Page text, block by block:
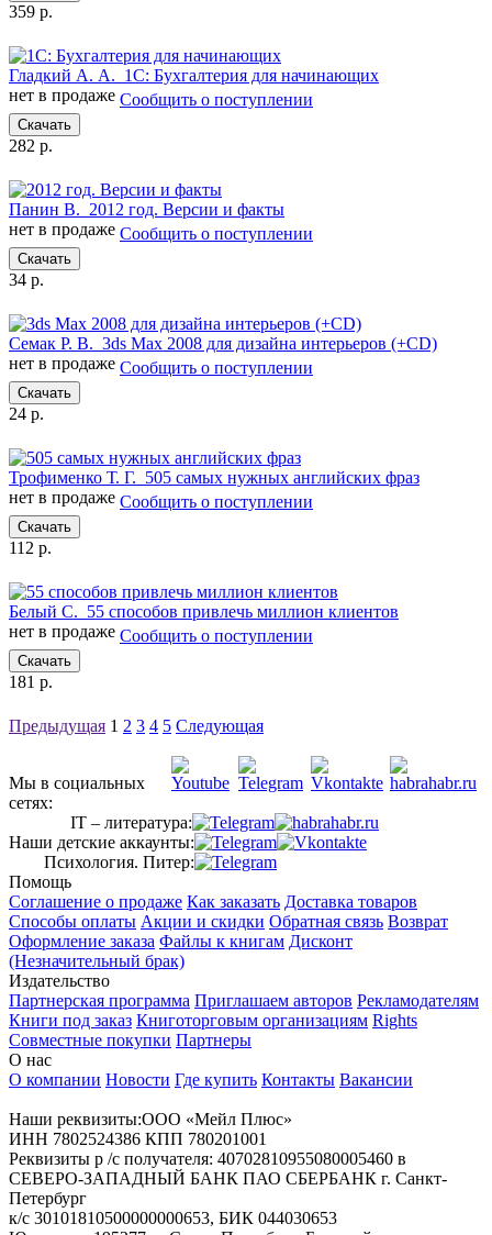
359 р.
Гладкий А. А. 1С: Бухгалтерия для начинающих
нет в продаже Сообщить о поступлении
Скачать
282 р.
Панин В. 2012 год. Версии и факты
нет в продаже Сообщить о поступлении
Скачать
34 р.
Семак Р. В. 3ds Max 2008 для дизайна интерьеров (+CD)
нет в продаже Сообщить о поступлении
Скачать
24 р.
Трофименко Т. Г. 505 самых нужных английских фраз
нет в продаже Сообщить о поступлении
Скачать
112 р.
Белый С. 55 способов привлечь миллион клиентов
нет в продаже Сообщить о поступлении
Скачать
181 р.
Предыдущая 1 2 3 4 5 Следующая
Мы в социальных
сетях:
IT – литература:
Наши детские аккаунты:
Психология. Питер:
Помощь
Соглашение о продаже Как заказать Доставка товаров
Способы оплаты Акции и скидки Обратная связь Возврат
Оформление заказа Файлы к книгам Дисконт
(Незначительный брак)
Издательство
Партнерская программа Приглашаем авторов Рекламодателям
Книги под заказ Книготорговым организациям Rights
Совместные покупки Партнеры
О нас
О компании Новости Где купить Контакты Вакансии
Наши реквизиты:ООО «Мейл Плюс»
ИНН 7802524386 КПП 780201001
Реквизиты р /с получателя: 40702810955080005460 в
СЕВЕРО-ЗАПАДНЫЙ БАНК ПАО СБЕРБАНК г. Санкт-
Петербург
к/с 30101810500000000653, БИК 044030653